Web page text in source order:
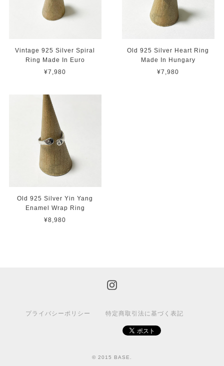
Vintage 925 Silver Spiral
Ring Made In Euro
¥7,980
Old 925 Silver Heart Ring
Made In Hungary
¥7,980
Old 925 Silver Yin Yang
Enamel Wrap Ring
¥8,980
プライバシーポリシー 特定商取引法に基づく表記
© 2015 BASE.